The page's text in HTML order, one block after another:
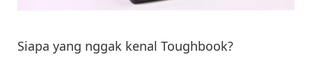
Siapa yang nggak kenal Toughbook?